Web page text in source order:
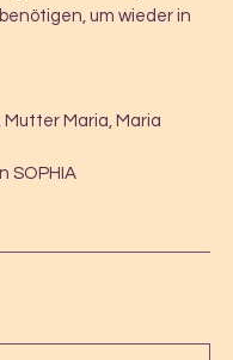
um wieder in
Maria, Maria
SOPHIA